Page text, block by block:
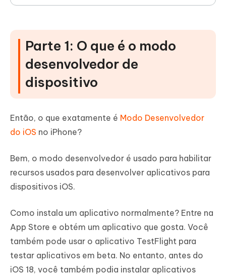
Parte 1: O que é o modo
desenvolvedor de
dispositivo
Então, o que exatamente é Modo Desenvolvedor
do iOS no iPhone?
Bem, o modo desenvolvedor é usado para habilitar
recursos usados para desenvolver aplicativos para
dispositivos iOS.
Como instala um aplicativo normalmente? Entre na
App Store e obtém um aplicativo que gosta. Você
também pode usar o aplicativo TestFlight para
testar aplicativos em beta. No entanto, antes do
iOS 18, você também podia instalar aplicativos